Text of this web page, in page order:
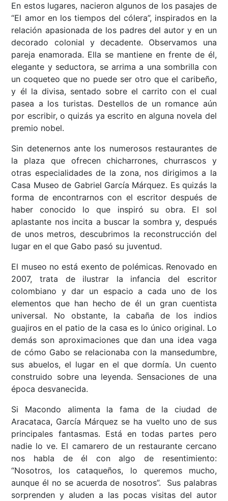
En estos lugares, nacieron algunos de los pasajes de
“El amor en los tiempos del cólera”, inspirados en la
relación apasionada de los padres del autor y en un
decorado colonial y decadente. Observamos una
pareja enamorada. Ella se mantiene en frente de él,
elegante y seductora, se arrima a una sombrilla con
un coqueteo que no puede ser otro que el caribeño,
y él la divisa, sentado sobre el carrito con el cual
pasea a los turistas. Destellos de un romance aún
por escribir, o quizás ya escrito en alguna novela del
premio nobel.
Sin detenernos ante los numerosos restaurantes de
la plaza que ofrecen chicharrones, churrascos y
otras especialidades de la zona, nos dirigimos a la
Casa Museo de Gabriel García Márquez. Es quizás la
forma de encontrarnos con el escritor después de
haber conocido lo que inspiró su obra. El sol
aplastante nos incita a buscar la sombra y, después
de unos metros, descubrimos la reconstrucción del
lugar en el que Gabo pasó su juventud.
El museo no está exento de polémicas. Renovado en
2007, trata de ilustrar la infancia del escritor
colombiano y dar un espacio a cada uno de los
elementos que han hecho de él un gran cuentista
universal. No obstante, la cabaña de los indios
guajiros en el patio de la casa es lo único original. Lo
demás son aproximaciones que dan una idea vaga
de cómo Gabo se relacionaba con la mansedumbre,
sus abuelos, el lugar en el que dormía. Un cuento
construido sobre una leyenda. Sensaciones de una
época desvanecida.
Si Macondo alimenta la fama de la ciudad de
Aracataca, García Márquez se ha vuelto uno de sus
principales fantasmas. Está en todas partes pero
nadie lo ve. El camarero de un restaurante cercano
nos habla de él con algo de resentimiento:
“Nosotros, los cataqueños, lo queremos mucho,
aunque él no se acuerda de nosotros”. Sus palabras
sorprenden y aluden a las pocas visitas del autor